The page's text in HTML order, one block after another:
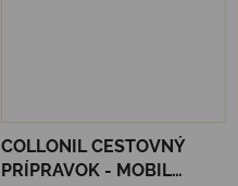
COLLONIL CESTOVNÝ
PRÍPRAVOK - MOBIL